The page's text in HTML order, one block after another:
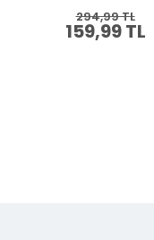
159,99 TL
294,99 TL